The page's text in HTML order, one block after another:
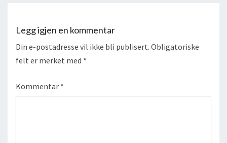
Legg igjen en kommentar
Din e-postadresse vil ikke bli publisert. Obligatoriske
felt er merket med *
Kommentar *